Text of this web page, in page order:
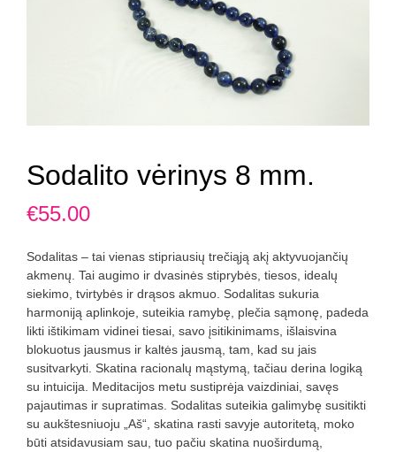
Sodalito vėrinys 8 mm.
€55.00
Sodalitas – tai vienas stipriausių trečiąją akį aktyvuojančių
akmenų. Tai augimo ir dvasinės stiprybės, tiesos, idealų
siekimo, tvirtybės ir drąsos akmuo. Sodalitas sukuria
harmoniją aplinkoje, suteikia ramybę, plečia sąmonę, padeda
likti ištikimam vidinei tiesai, savo įsitikinimams, išlaisvina
blokuotus jausmus ir kaltės jausmą, tam, kad su jais
susitvarkyti. Skatina racionalų mąstymą, tačiau derina logiką
su intuicija. Meditacijos metu sustiprėja vaizdiniai, savęs
pajautimas ir supratimas. Sodalitas suteikia galimybę susitikti
su aukštesniuoju „Aš“, skatina rasti savyje autoritetą, moko
būti atsidavusiam sau, tuo pačiu skatina nuoširdumą,